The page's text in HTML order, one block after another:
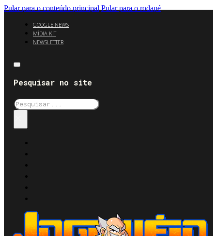
Pular para o conteúdo principal Pular para o rodapé
GOOGLE NEWS
MÍDIA KIT
NEWSLETTER
Pesquisar no site
Pesquisar